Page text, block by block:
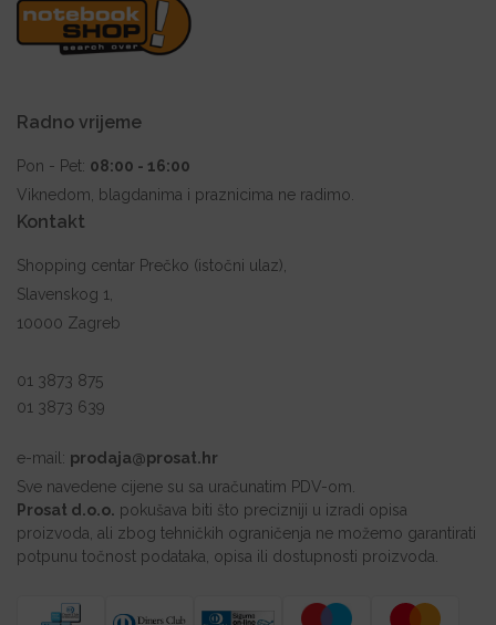
Radno vrijeme
Pon - Pet: 08:00 - 16:00
Viknedom, blagdanima i praznicima ne radimo.
Kontakt
Shopping centar Prečko (istočni ulaz),
Slavenskog 1,
10000 Zagreb
01 3873 875
01 3873 639
e-mail: prodaja@prosat.hr
Sve navedene cijene su sa uračunatim PDV-om.
Prosat d.o.o. pokušava biti što precizniji u izradi opisa
proizvoda, ali zbog tehničkih ograničenja ne možemo garantirati
potpunu točnost podataka, opisa ili dostupnosti proizvoda.